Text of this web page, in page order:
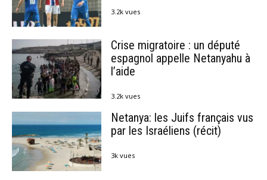
3.2k vues
Crise migratoire : un député
espagnol appelle Netanyahu à
l’aide
3.2k vues
Netanya: les Juifs français vus
par les Israéliens (récit)
3k vues